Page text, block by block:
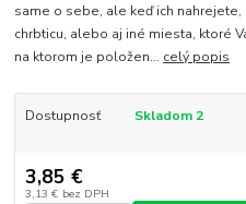
same o sebe, ale keď ich
chrbticu, alebo aj iné miesta, ktoré
na ktorom je položen... celý popis
Dostupnosť Skladom 2
3,85 €
3,13 € bez DPH